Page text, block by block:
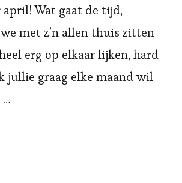
Wat gaat de tijd,
met z’n allen thuis zitten
erg op elkaar lijken, hard
jullie graag elke maand wil
…